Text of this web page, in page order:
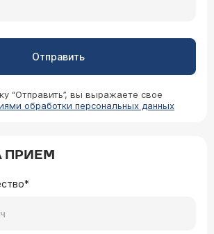
Отправить
“Отправить”, вы выражаете свое
обработки персональных данных
ПРИЕМ